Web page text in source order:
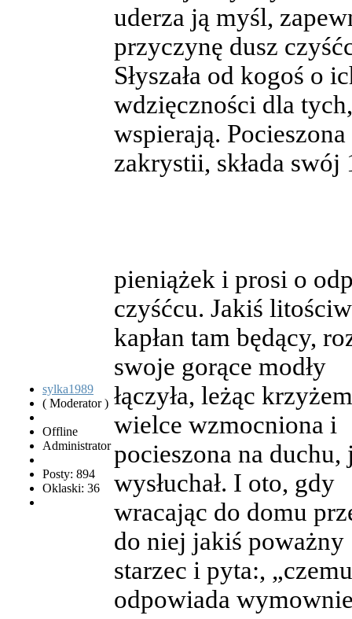
sylka1989
( Moderator )
Offline
Administrator
Posty: 894
Oklaski: 36
uderza ją myśl,
przyczynę dusz
Słyszała od kogoś o
wdzięczności dla
wspierają.
zakrystii, składa swój
pieniążek i prosi o
czyśćcu. Jakiś
kapłan tam będący,
swoje gorące modły
łączyła, leżąc
wielce wzmocniona i
pocieszona na duchu,
wysłuchał. I oto, gdy
wracając do domu
do niej jakiś poważny
starzec i pyta:,
odpowiada